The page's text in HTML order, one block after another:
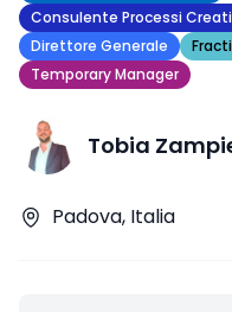
Consulente Processi
Direttore Generale
Temporary Manager
Tobia
Padova, Italia